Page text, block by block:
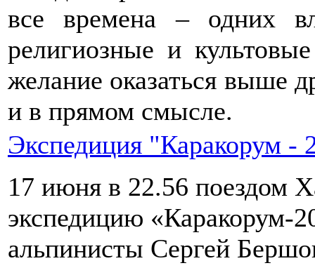
все времена – одних
религиозные и
желание оказаться выше
и в прямом смысле.
Экспедиция "Каракорум -
17 июня в 22.56 поездом
экспедицию «Каракорум-
альпинисты Сергей